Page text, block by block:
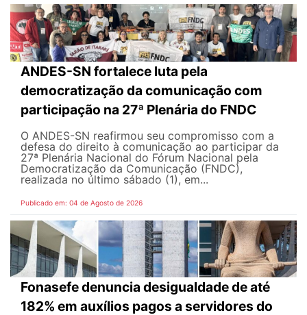
ANDES-SN fortalece luta pela
democratização da comunicação com
participação na 27ª Plenária do FNDC
O ANDES-SN reafirmou seu compromisso com a
defesa do direito à comunicação ao participar da
27ª Plenária Nacional do Fórum Nacional pela
Democratização da Comunicação (FNDC),
realizada no último sábado (1), em...
Publicado em: 04 de Agosto de 2026
Fonasefe denuncia desigualdade de até
182% em auxílios pagos a servidores do